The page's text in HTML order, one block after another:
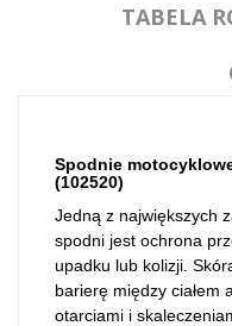
TABELA
Spodnie
(102520)
Jedną z największych
spodni jest ochrona
upadku lub kolizji.
barierę między ciałem
otarciami i